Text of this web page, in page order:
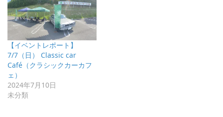
【イベントレポート】
7/7（日） Classic car
Café（クラシックカーカフ
ェ）
2024年7月10日
未分類